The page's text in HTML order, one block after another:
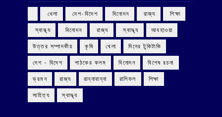
‌ খেলা ‌ দেশ-বিদেশ ‌ বিনোদন ‌ রাজ্য ‌ শিক্ষা
‌ স্বাস্থ্য ‌ বিনোদন ‌ রাজ্য ‌ স্বাস্থ্য আবহাওয়া
উত্তর সম্পাদকীয় কৃষি খেলা দিনের টুকিটাকি
দেশ - বিদেশ পাঠকের কলম বিনোদন বিশেষ রচনা
ভ্রমন রাজ্য রান্নাবান্না রাশিফল শিক্ষা
সাহিত্য স্বাস্থ্য